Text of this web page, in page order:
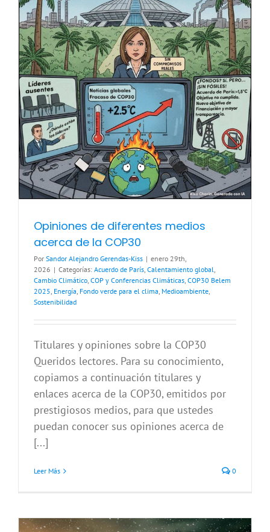
Opiniones de diferentes medios
acerca de la COP30
Por Sandor Alejandro Gerendas-Kiss | enero 29th,
2026 | Categorías: Acuerdo de París, Calentamiento global,
Cambio Climático, COP y Conferencias Climáticas, COP30 Belem
2025, Energía, Fondo verde para el clima, Medioambiente,
Sostenibilidad
Titulares y opiniones sobre la COP30
Queridos lectores. Para su conocimiento,
copiamos a continuación titulares y
enlaces acerca de la COP30, emitidos por
prestigiosos medios, para que ustedes
puedan conocer sus opiniones acerca de
[...]
Leer Más 0